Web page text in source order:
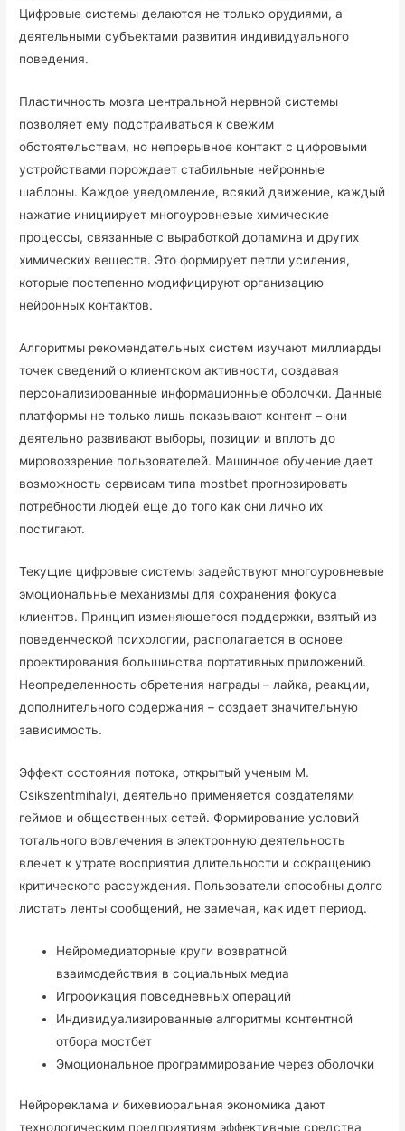
Цифровые системы делаются не только орудиями, а
деятельными субъектами развития индивидуального
поведения.
Пластичность мозга центральной нервной системы
позволяет ему подстраиваться к свежим
обстоятельствам, но непрерывное контакт с цифровыми
устройствами порождает стабильные нейронные
шаблоны. Каждое уведомление, всякий движение, каждый
нажатие инициирует многоуровневые химические
процессы, связанные с выработкой допамина и других
химических веществ. Это формирует петли усиления,
которые постепенно модифицируют организацию
нейронных контактов.
Алгоритмы рекомендательных систем изучают миллиарды
точек сведений о клиентском активности, создавая
персонализированные информационные оболочки. Данные
платформы не только лишь показывают контент – они
деятельно развивают выборы, позиции и вплоть до
мировоззрение пользователей. Машинное обучение дает
возможность сервисам типа mostbet прогнозировать
потребности людей еще до того как они лично их
постигают.
Текущие цифровые системы задействуют многоуровневые
эмоциональные механизмы для сохранения фокуса
клиентов. Принцип изменяющегося поддержки, взятый из
поведенческой психологии, располагается в основе
проектирования большинства портативных приложений.
Неопределенность обретения награды – лайка, реакции,
дополнительного содержания – создает значительную
зависимость.
Эффект состояния потока, открытый ученым М.
Csikszentmihalyi, деятельно применяется создателями
геймов и общественных сетей. Формирование условий
тотального вовлечения в электронную деятельность
влечет к утрате восприятия длительности и сокращению
критического рассуждения. Пользователи способны долго
листать ленты сообщений, не замечая, как идет период.
Нейромедиаторные круги возвратной
взаимодействия в социальных медиа
Игрофикация повседневных операций
Индивидуализированные алгоритмы контентной
отбора мостбет
Эмоциональное программирование через оболочки
Нейрореклама и бихевиоральная экономика дают
технологическим предприятиям эффективные средства